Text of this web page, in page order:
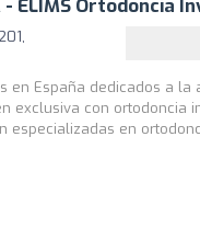
- ELIMS Ortodoncia
en España dedicados a la
exclusiva con ortodoncia
especializadas en